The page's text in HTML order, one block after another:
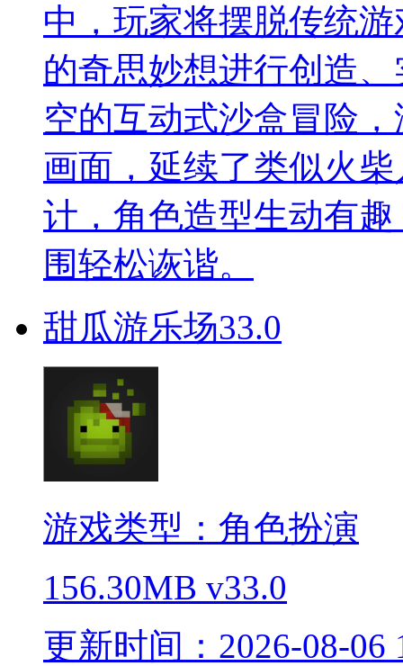
中，玩家将摆脱传统
的奇思妙想进行创造
空的互动式沙盒冒险
画面，延续了类似火
计，角色造型生动有
围轻松诙谐。
甜瓜游乐场33.0
游戏类型：角色扮演
156.30MB v33.0
更新时间：2026-08-06